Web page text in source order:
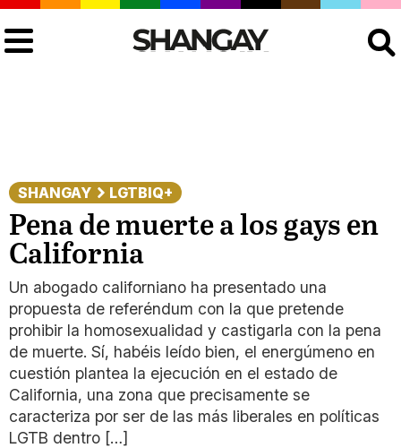
SHANGAY LGTBIQ+
Pena de muerte a los gays en
California
Un abogado californiano ha presentado una
propuesta de referéndum con la que pretende
prohibir la homosexualidad y castigarla con la pena
de muerte. Sí, habéis leído bien, el energúmeno en
cuestión plantea la ejecución en el estado de
California, una zona que precisamente se
caracteriza por ser de las más liberales en políticas
LGTB dentro […]